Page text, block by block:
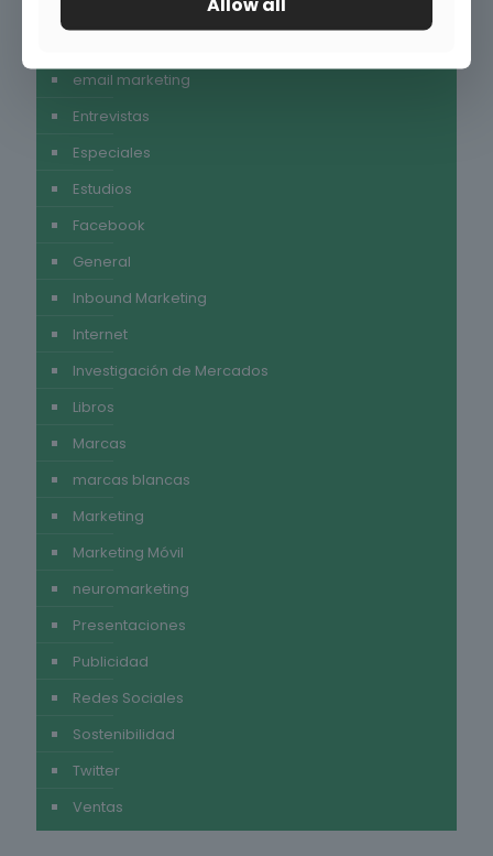
email marketing
Entrevistas
Especiales
Estudios
Facebook
General
Inbound Marketing
Internet
Investigación de Mercados
Libros
Marcas
marcas blancas
Marketing
Marketing Móvil
neuromarketing
Presentaciones
Publicidad
Redes Sociales
Sostenibilidad
Twitter
Ventas